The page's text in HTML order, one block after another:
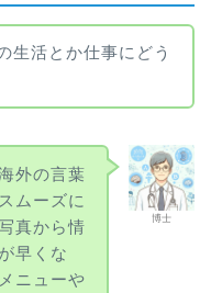
生活とか仕事にどう
博士
外の言葉
ムーズに
真から情
早くな
ニューや